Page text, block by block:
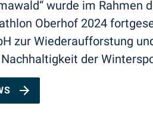
wurde im
Oberhof 2024
zur Wiederaufforstung
der